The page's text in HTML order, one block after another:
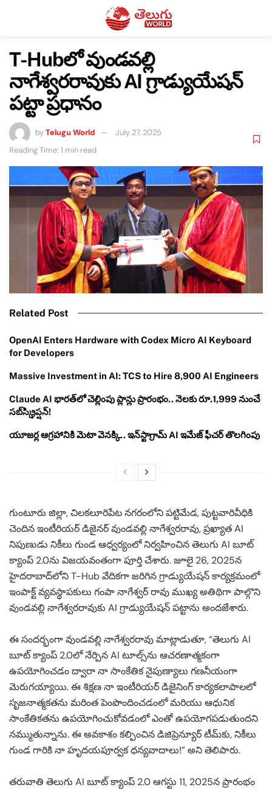
T-Hubలో వుండవల్లి
నాగేశ్వరరావుకు AI గ్రాడ్యుయేషన్
పట్టా ప్రధానం
byTelugu World
July 27, 2025
Reading Time: 1 min read
Related Post
OpenAI Enters Hardware with Codex Micro AI Keyboard
for Developers
Massive Investment in AI: TCS to Hire 8,900 AI Engineers
Claude AI భారత్‌లో చెల్లింపు ప్లాన్లు ప్రారంభం.. నెలకు రూ.1,999 నుంచే
సబ్‌స్క్రిప్షన్!
యూజర్ల ఆగ్రహానికి మెటా వెనక్కి.. ఇన్‌స్టాగ్రామ్ AI ఇమేజ్ ఫీచర్ తొలగింపు
గుంటూరు జిల్లా, చిలకలూరిపేట నగరంలోని పట్టిమేడ, పుట్టవారివీధికి
చెందిన ఇంటీరియర్ డిజైనర్ వుండవల్లి నాగేశ్వరరావు, ప్రఖ్యాత AI
నిపుణుడు నికీలు గుండ ఆధ్వర్యంలో నిర్వహించిన తెలుగు AI బూట్
క్యాంప్ 2.0ను విజయవంతంగా పూర్తి చేశారు. జూలై 26, 2025న
హైదరాబాద్‌లోని T-Hub వేదికగా జరిగిన గ్రాడ్యుయేషన్ కార్యక్రమంలో
ఇంపాక్ట్ వ్యవస్థాపకులు గంపా నాగేశ్వర్ రావు ముఖ్య అతిథిగా పాల్గొని
వుండవల్లి నాగేశ్వరరావుకు AI గ్రాడ్యుయేషన్ పట్టాను అందజేశారు.
ఈ సందర్భంగా వుండవల్లి నాగేశ్వరరావు మాట్లాడుతూ, “తెలుగు AI
బూట్ క్యాంప్ 2.0లో నేర్పిన AI టూల్స్‌ను ఆచరణాత్మకంగా
ఉపయోగించడం ద్వారా నా సాంకేతిక నైపుణ్యాలు గణనీయంగా
మెరుగయ్యాయి. ఈ శిక్షణ నా ఇంటీరియర్ డిజైనింగ్ కార్యకలాపాలలో
సృజనాత్మకతను మరింత పెంపొందించడంలో మరియు ఆధునిక
సాంకేతికతను ఉపయోగించుకోవడంలో ఎంతో ఉపయోగపడుతుందని
నమ్ముతున్నాను. ఈ అవకాశం కల్పించిన డిజిప్రెన్యూర్ టీమ్‌కు, నికీలు
గుండ గారికి నా హృదయపూర్వక ధన్యవాదాలు!” అని తెలిపారు.
తరువాతి తెలుగు AI బూట్ క్యాంప్ 2.0 ఆగస్టు 11, 2025న ప్రారంభం